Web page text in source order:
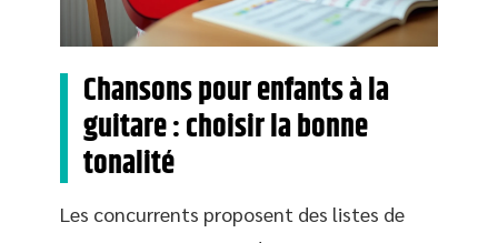
Chansons pour enfants à la
guitare : choisir la bonne
tonalité
Les concurrents proposent des listes de